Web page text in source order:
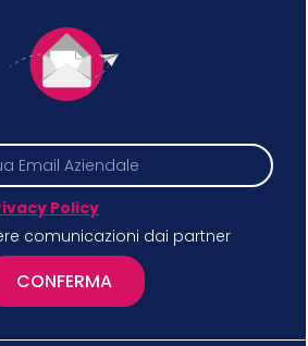
Policy
comunicazioni dai partner
CONFERMA